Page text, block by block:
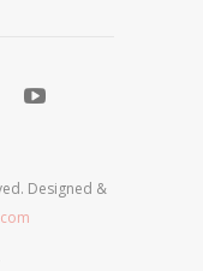
Designed &